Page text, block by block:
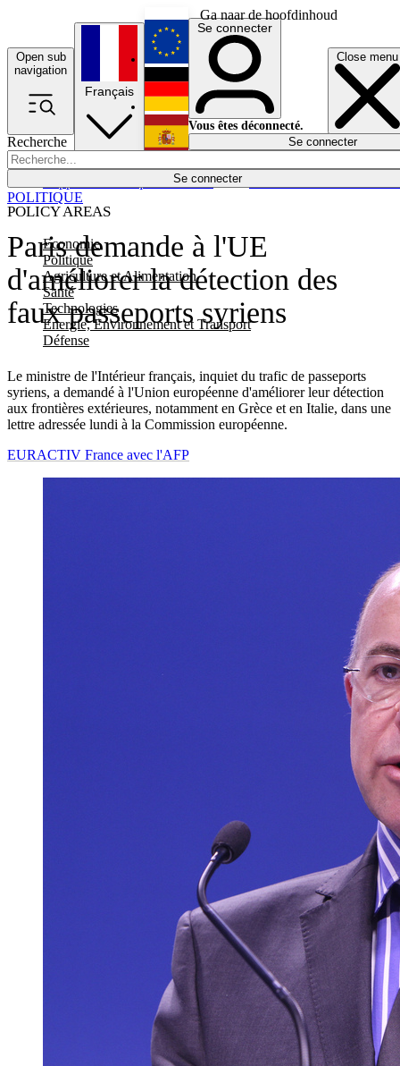
Ga naar de hoofdinhoud
Open sub
navigation
Close menu
Recherche
Se connecter
POLICY AREAS
Economie
Politique
Agriculture et Alimentation
Santé
Technologies
Energie, Environnement et Transport
Défense
Économie
Français
English
Deutsch
Español
Se connecter
Vous êtes déconnecté.
Se connecter
Paris demande à l'UE
d'améliorer la détection des
faux passeports syriens
Le ministre de l'Intérieur français, inquiet du trafic de passeports
syriens, a demandé à l'Union européenne d'améliorer leur détection
aux frontières extérieures, notamment en Grèce et en Italie, dans une
lettre adressée lundi à la Commission européenne.
POLITIQUE
EURACTIV France avec l'AFP